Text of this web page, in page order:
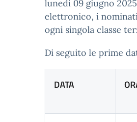
lunedì 09 giugno
elettronico, i
ogni singola classe
Di seguito le prime
DATA